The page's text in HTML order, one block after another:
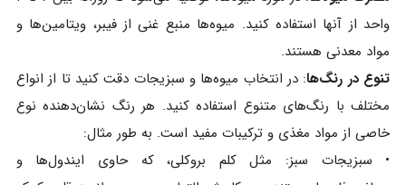
واحد از آنها استفاده کنید. میوه‌ها منبع غنی از فیبر، ویتامین‌ها و
مواد معدنی هستند.
تنوع در رنگ‌ها: در انتخاب میوه‌ها و سبزیجات دقت کنید تا از انواع
مختلف با رنگ‌های متنوع استفاده کنید. هر رنگ نشان‌دهنده نوع
خاصی از مواد مغذی و ترکیبات مفید است. به طور مثال:
• سبزیجات سبز: مثل کلم بروکلی، که حاوی ایندول‌ها و